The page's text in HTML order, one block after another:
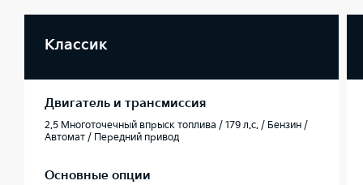
Классик
Двигатель и трансмиссия
2.5 Многоточечный впрыск топлива / 179 л.с. / Бензин /
Автомат / Передний привод
Основные опции